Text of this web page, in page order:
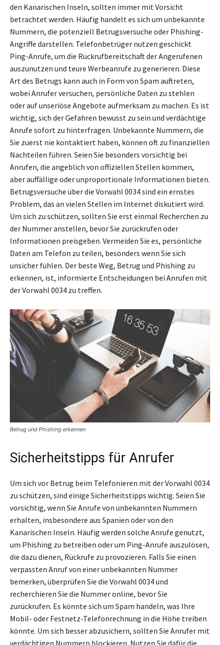
den Kanarischen Inseln, sollten immer mit Vorsicht
betrachtet werden. Häufig handelt es sich um unbekannte
Nummern, die potenziell Betrugsversuche oder Phishing-
Angriffe darstellen. Telefonbetrüger nutzen geschickt
Ping-Anrufe, um die Rückrufbereitschaft der Angerufenen
auszunutzen und teure Werbeanrufe zu generieren. Diese
Art des Betrugs kann auch in Form von Spam auftreten,
wobei Anrufer versuchen, persönliche Daten zu stehlen
oder auf unseriöse Angebote aufmerksam zu machen. Es ist
wichtig, sich der Gefahren bewusst zu sein und verdächtige
Anrufe sofort zu hinterfragen. Unbekannte Nummern, die
Sie zuerst nie kontaktiert haben, können oft zu finanziellen
Nachteilen führen. Seien Sie besonders vorsichtig bei
Anrufen, die angeblich von offiziellen Stellen kommen,
aber auffällige oder unproportionale Informationen bieten.
Betrugsversuche über die Vorwahl 0034 sind ein ernstes
Problem, das an vielen Stellen im Internet diskutiert wird.
Um sich zu schützen, sollten Sie erst einmal Recherchen zu
der Nummer anstellen, bevor Sie zurückrufen oder
Informationen preisgeben. Vermeiden Sie es, persönliche
Daten am Telefon zu teilen, besonders wenn Sie sich
unsicher fühlen. Der beste Weg, Betrug und Phishing zu
erkennen, ist, informierte Entscheidungen bei Anrufen mit
der Vorwahl 0034 zu treffen.
Betrug und Phishing erkennen
Sicherheitstipps für Anrufer
Um sich vor Betrug beim Telefonieren mit der Vorwahl 0034
zu schützen, sind einige Sicherheitstipps wichtig. Seien Sie
vorsichtig, wenn Sie Anrufe von unbekannten Nummern
erhalten, insbesondere aus Spanien oder von den
Kanarischen Inseln. Häufig werden solche Anrufe genutzt,
um Phishing zu betreiben oder um Ping-Anrufe auszulösen,
die dazu dienen, Rückrufe zu provozieren. Falls Sie einen
verpassten Anruf von einer unbekannten Nummer
bemerken, überprüfen Sie die Vorwahl 0034 und
recherchieren Sie die Nummer online, bevor Sie
zurückrufen. Es könnte sich um Spam handeln, was Ihre
Mobil- oder Festnetz-Telefonrechnung in die Höhe treiben
könnte. Um sich besser abzusichern, sollten Sie Anrufer mit
verdächtigen Nummern blockieren. Nutzen Sie dafür die